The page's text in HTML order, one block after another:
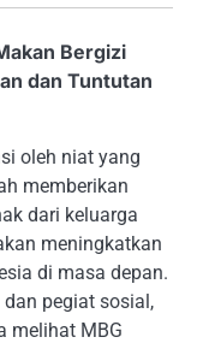
Bergizi
dan Tuntutan
oleh niat yang
memberikan
dari keluarga
meningkatkan
di masa depan.
pegiat sosial,
melihat MBG